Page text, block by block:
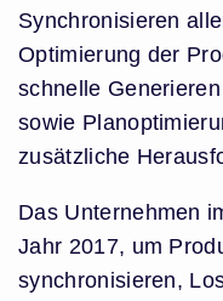
Synchronisieren
Optimierung der
schnelle
sowie
zusätzliche
Das Unternehmen
Jahr 2017, um
synchronisieren,